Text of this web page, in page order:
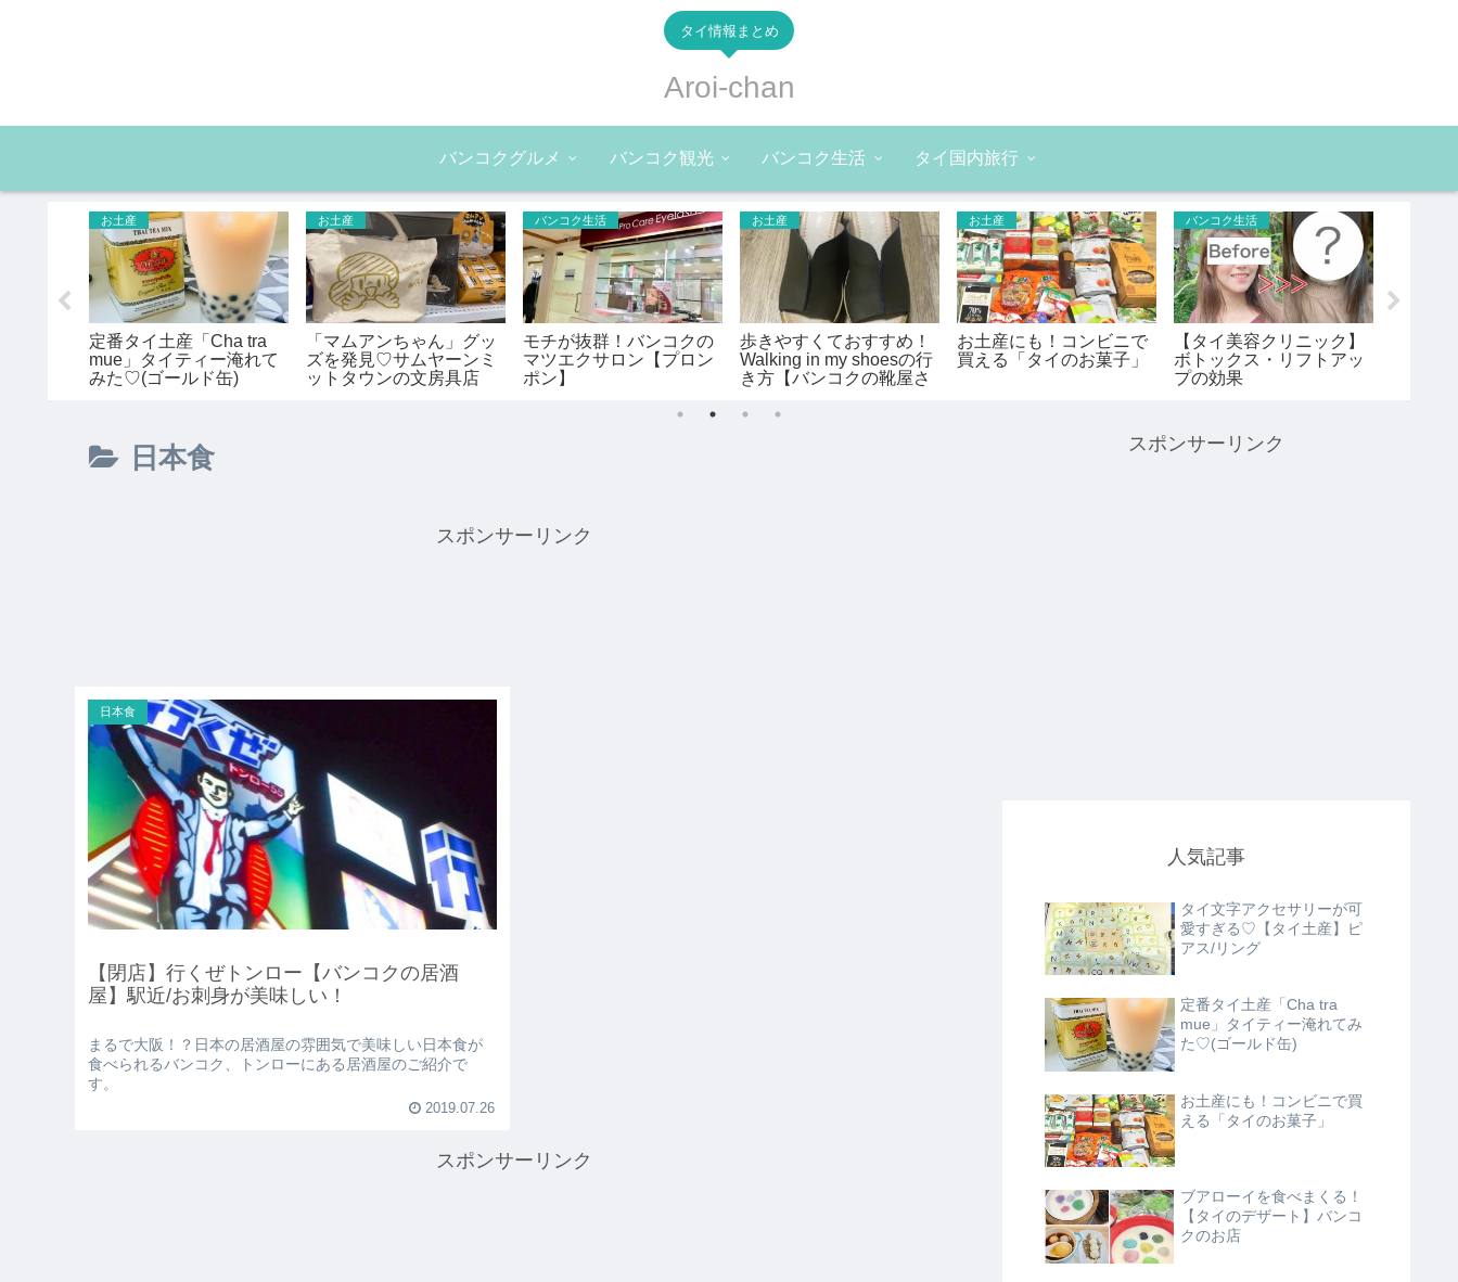
タイ情報まとめ
Aroi-chan
バンコクグルメ バンコク観光 バンコク生活 タイ国内旅行
お土産
定番タイ土産「Cha tra
mue」タイティー淹れて
みた♡(ゴールド缶)
お土産
「マムアンちゃん」グッ
ズを発見♡サムヤーンミ
ットタウンの文房具店
バンコク生活
モチが抜群！バンコクの
マツエクサロン【プロン
ポン】
お土産
歩きやすくておすすめ！
Walking in my shoesの行
き方【バンコクの靴屋さ
お土産
お土産にも！コンビニで
買える「タイのお菓子」
バンコク生活
【タイ美容クリニック】
ボトックス・リフトアッ
プの効果
日本食
スポンサーリンク
日本食
【閉店】行くぜトンロー【バンコクの居酒
屋】駅近/お刺身が美味しい！
まるで大阪！？日本の居酒屋の雰囲気で美味しい日本食が
食べられるバンコク、トンローにある居酒屋のご紹介で
す。
2019.07.26
スポンサーリンク
スポンサーリンク
人気記事
タイ文字アクセサリーが可
愛すぎる♡【タイ土産】ピ
アス/リング
定番タイ土産「Cha tra
mue」タイティー淹れてみ
た♡(ゴールド缶)
お土産にも！コンビニで買
える「タイのお菓子」
ブアローイを食べまくる！
【タイのデザート】バンコ
クのお店